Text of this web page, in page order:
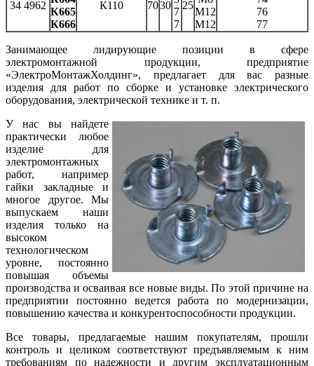
34 4962
К665
К666
К110 7030
7
7
25
М12
М12
76
77
Занимающее лидирующие позиции в сфере
электромонтажной продукции, предприятие
«ЭлектроМонтажХолдинг», предлагает для вас разные
изделия для работ по сборке и установке электрического
оборудования, электрической технике и т. п.
У нас вы найдете
практически любое
изделие для
электромонтажных
работ, например
гайки закладные и
многое другое. Мы
выпускаем наши
изделия только на
высоком
технологическом
уровне, постоянно
повышая объемы
производства и осваивая все новые виды. По этой причине на
предприятии постоянно ведется работа по модернизации,
повышению качества и конкурентоспособности продукции.
Все товары, предлагаемые нашим покупателям, прошли
контроль и целиком соответствуют предъявляемым к ним
требованиям по надежности и другим эксплуатационным